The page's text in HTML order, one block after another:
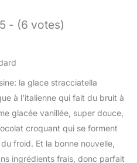
- (6 votes)
la glace stracciatella
à l’italienne qui fait du bruit à
glacée vanillée, super douce,
croquant qui se forment
froid. Et la bonne nouvelle,
ingrédients frais, donc parfait